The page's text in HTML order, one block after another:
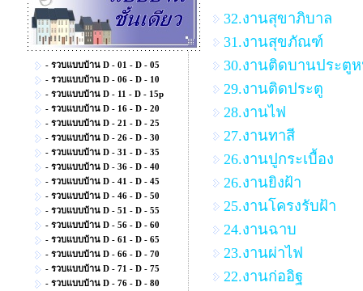
- รวบแบบบ้าน D - 01 - D - 05
- รวบแบบบ้าน D - 06 - D - 10
- รวบแบบบ้าน D - 11 - D - 15p
- รวบแบบบ้าน D - 16 - D - 20
- รวบแบบบ้าน D - 21 - D - 25
- รวบแบบบ้าน D - 26 - D - 30
- รวบแบบบ้าน D - 31 - D - 35
- รวบแบบบ้าน D - 36 - D - 40
- รวบแบบบ้าน D - 41 - D - 45
- รวบแบบบ้าน D - 46 - D - 50
- รวบแบบบ้าน D - 51 - D - 55
- รวบแบบบ้าน D - 56 - D - 60
- รวบแบบบ้าน D - 61 - D - 65
- รวบแบบบ้าน D - 66 - D - 70
- รวบแบบบ้าน D - 71 - D - 75
- รวบแบบบ้าน D - 76 - D - 80
32.งานสุขาภิบาล
31.งานสุขภัณฑ์
30.งานติดบานประตู
29.งานติดประตู
28.งานไฟ
27.งานทาสี
26.งานปูกระเบื้อง
26.งานยิงฝ้า
25.งานโครงรับฝ้า
24.งานฉาบ
23.งานผ่าไฟ
22.งานก่ออิฐ